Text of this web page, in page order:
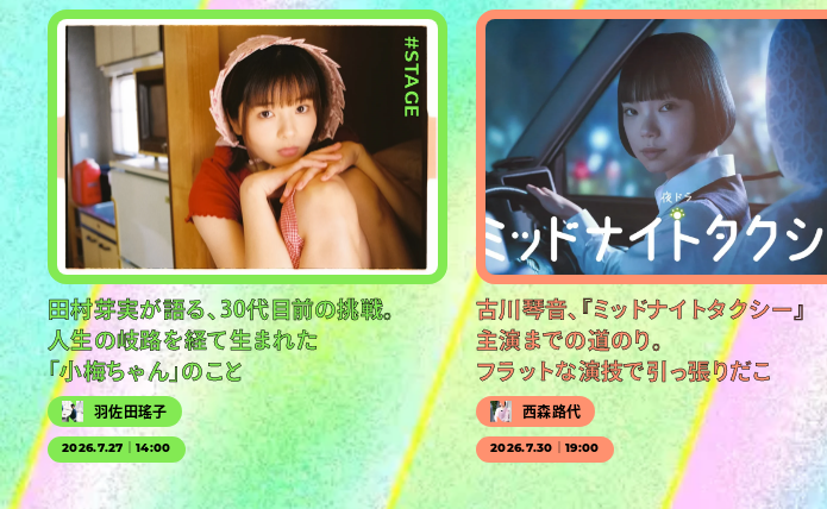
#STAGE
田村芽実が語る、30代目前の挑戦。
人生の岐路を経て生まれた
「小梅ちゃん」のこと
羽佐田瑤子
2026.7.27｜14:00
古川琴音、『ミッドナイトタクシー』
主演までの道のり。
フラットな演技で引っ張りだこ
西森路代
2026.7.30｜19:00